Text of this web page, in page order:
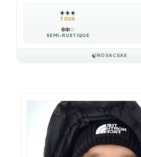
☀️☀️☀️
TOUS
❄️❄️❄️
SEMI-RUSTIQUE
🍃ROSACEAE